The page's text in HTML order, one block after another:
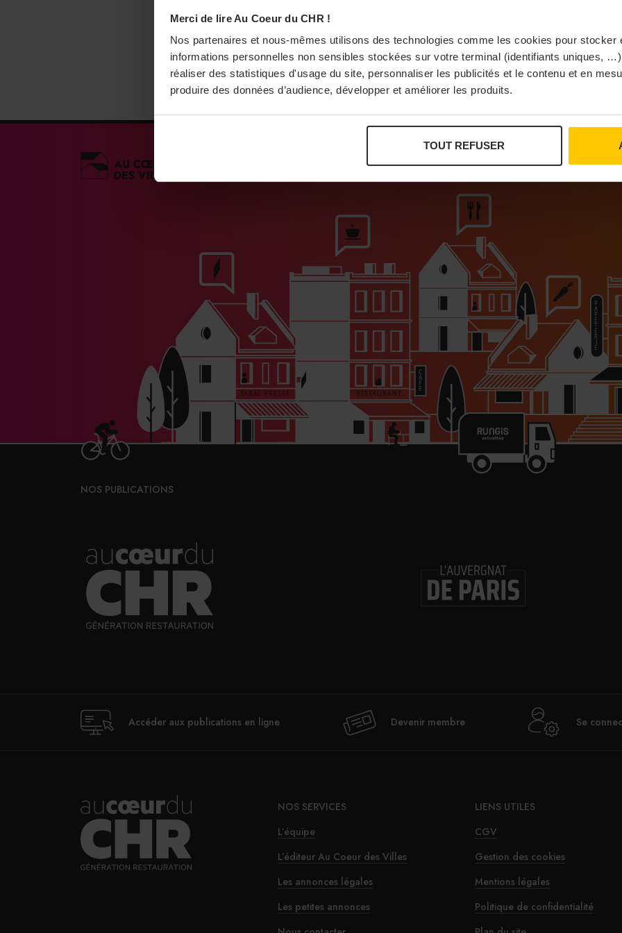
Merci de lire Au Coeur du CHR !
Nos partenaires et nous-mêmes utilisons des technologies comme les cookies pour stocker
informations personnelles non sensibles stockées sur votre terminal (identifiants uniques,
réaliser des statistiques d'usage du site, personnaliser les publicités et le contenu et en
produire des données d’audience, développer et améliorer les produits.
TOUT REFUSER
À
Les
Médias engagés pour que vivent les commerces de proximité
NOS PUBLICATIONS
Accéder aux publications en ligne Devenir membre Se
NOS SERVICES
L’équipe
L’éditeur Au Coeur des Villes
Les annonces légales
Les petites annonces
LIENS UTILES
CGV
Gestion des cookies
Mentions légales
Politique de confidentialité